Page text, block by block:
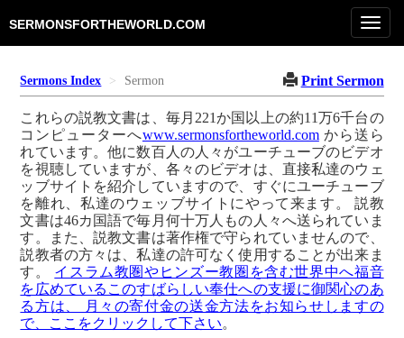
SERMONSFORTHEWORLD.COM
Sermons Index Sermon Print Sermon
これらの説教文書は、毎月221か国以上の約11万6千台の
コンピューターへwww.sermonsfortheworld.comから送ら
れています。他に数百人の人々がユーチューブのビデオ
を視聴していますが、各々のビデオは、直接私達のウェ
ッブサイトを紹介していますので、すぐにユーチューブ
を離れ、私達のウェッブサイトにやって来ます。 説教
文書は46カ国語で毎月何十万人もの人々へ送られていま
す。また、説教文書は著作権で守られていませんので、
説教者の方々は、私達の許可なく使用することが出来ま
す。 イスラム教圏やヒンズー教圏を含む世界中へ福音
を広めているこのすばらしい奉仕への支援に御関心のあ
る方は、 月々の寄付金の送金方法をお知らせしますの
で、ここをクリックして下さい。